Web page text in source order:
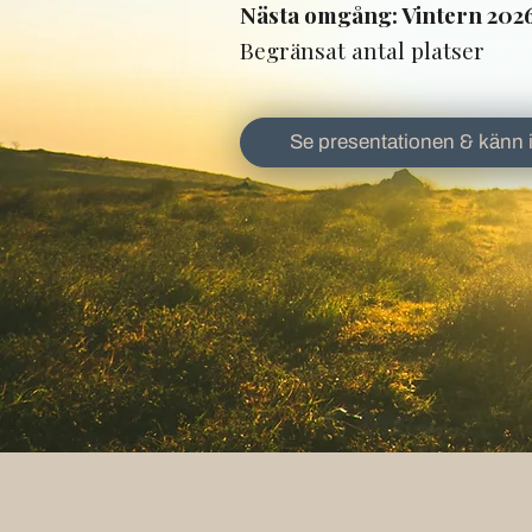
Nästa omgång: Vintern
Begränsat antal platser
Se presentationen & känn